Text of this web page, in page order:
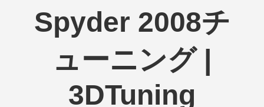
Spyder 2008チ
ューニング |
3DTuning